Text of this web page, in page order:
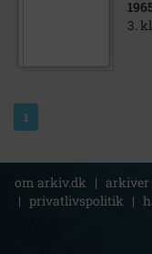
3.
1
om arkiv.dk | arkiver
| privatlivspolitik |